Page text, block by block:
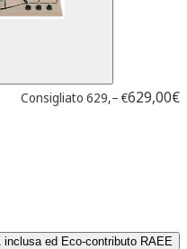
Consigliato 629,– €629,00€
inclusa ed Eco-contributo RAEE